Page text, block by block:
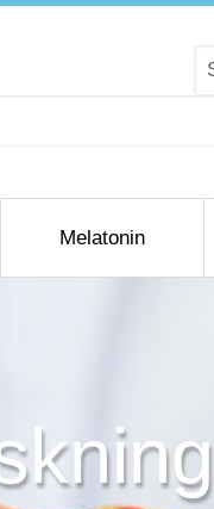
Melatonin